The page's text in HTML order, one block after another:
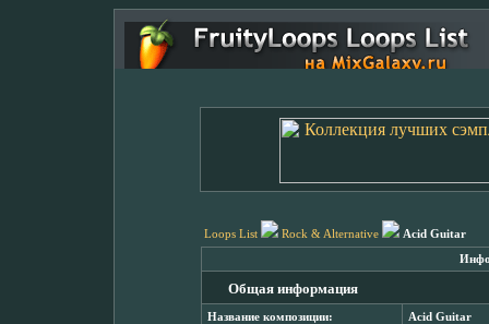
Loops List Rock & Alternative Acid Guitar
Общая информация
Название композиции: Acid Guitar